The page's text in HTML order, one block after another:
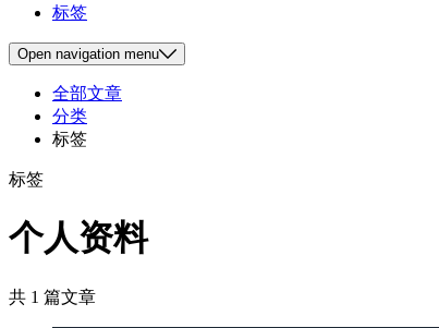
标签
Open navigation menu
全部文章
分类
标签
标签
个人资料
共 1 篇文章